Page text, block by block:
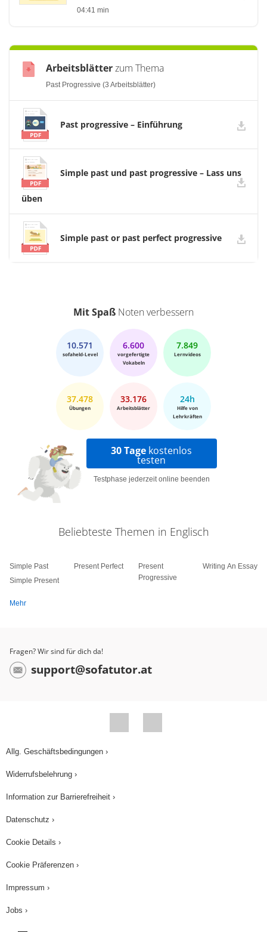
04:41 min
Arbeitsblätterzum Thema
Past Progressive (3 Arbeitsblätter)
Past progressive – Einführung
Simple past und past progressive – Lass uns
üben
Simple past or past perfect progressive
Mit Spaß Noten verbessern
10.571
sofaheld-Level
6.600
vorgefertigte
Vokabeln
7.849
Lernvideos
37.478
Übungen
33.176
Arbeitsblätter
24h
Hilfe von
Lehrkräften
30 Tage kostenlos
testen
Testphase jederzeit online beenden
Beliebteste Themen in Englisch
Simple Past
Simple Present
Present Perfect
Present
Progressive
Writing An Essay
Mehr
Fragen? Wir sind für dich da!
support@sofatutor.at
Allg. Geschäftsbedingungen ›
Widerrufsbelehrung ›
Information zur Barrierefreiheit ›
Datenschutz ›
Cookie Details ›
Cookie Präferenzen ›
Impressum ›
Jobs ›